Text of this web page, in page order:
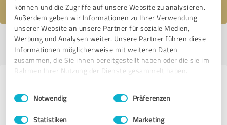
können und die Zugriffe auf unsere Website zu analysieren.
Außerdem geben wir Informationen zu Ihrer Verwendung
unserer Website an unsere Partner für soziale Medien,
Werbung und Analysen weiter. Unsere Partner führen diese
Informationen möglicherweise mit weiteren Daten
zusammen, die Sie ihnen bereitgestellt haben oder die sie im
Rahmen Ihrer Nutzung der Dienste gesammelt haben.
Impressum Datenschutzbestimmungen
Einwilligungsauswahl
Notwendig Präferenzen
Statistiken Marketing
Profil aktiv seit 01.04.2014 |Letzte Aktualisierung: 12.02.2019|Profil
melden
Anbietern aus dem Bereich Kfz-
Dienstleistungen